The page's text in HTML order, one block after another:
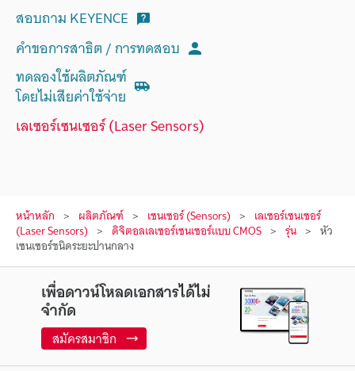
สอบถาม KEYENCE
คำขอการสาธิต / การทดสอบ
ทดลองใช้ผลิตภัณฑ์
โดยไม่เสียค่าใช้จ่าย
เลเซอร์เซนเซอร์ (Laser Sensors)
หน้าหลัก ผลิตภัณฑ์ เซนเซอร์ (Sensors) เลเซอร์เซนเซอร์
(Laser Sensors) ดิจิตอลเลเซอร์เซนเซอร์แบบ CMOS รุ่น หัว
เซนเซอร์ชนิดระยะปานกลาง
เพื่อดาวน์โหลดเอกสารได้ไม่
จำกัด
สมัครสมาชิก